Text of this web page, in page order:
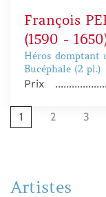
François
(1590 -
Héros domptant
Bucéphale (2 pl.)
Prix
1 2 3
Artistes